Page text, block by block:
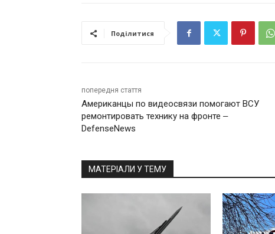
Поділитися
попередня стаття
Американцы по видеосвязи помогают ВСУ
ремонтировать технику на фронте ‒
DefenseNews
МАТЕРІАЛИ У ТЕМУ